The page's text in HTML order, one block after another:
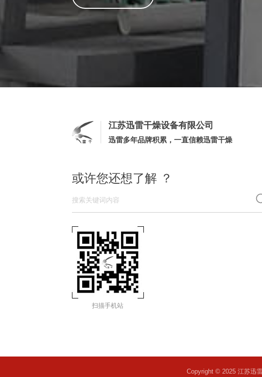
江苏迅雷干燥设备有限公司
迅雷多年品牌积累，一直信赖迅雷干燥
或许您还想了解 ？
扫描手机站
Copyright © 2025 江苏迅